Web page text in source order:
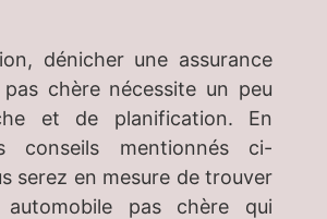
dénicher une assurance
pas chère nécessite un peu
et de planification. En
conseils mentionnés ci-
serez en mesure de trouver
automobile pas chère qui